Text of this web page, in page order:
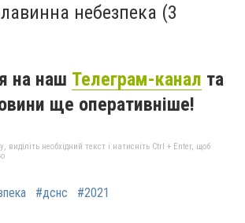
небезпека (3
на наш Телеграм-канал та
ще оперативніше!
необхідний текст і натисніть Ctrl + Enter, щоб
#дснс #2021